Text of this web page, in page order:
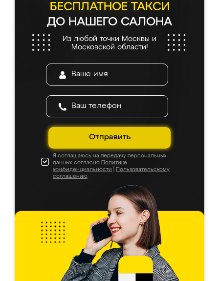
БЕСПЛАТНОЕ ТАКСИ
ДО НАШЕГО САЛОНА
Из любой точки Москвы и
Московской области!
Отправить
Я соглашаюсь на передачу персональных
данных согласно Политике
конфиденциальности
Пользовательскому
соглашению